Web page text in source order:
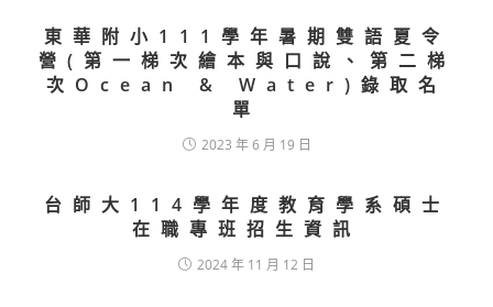
東華附小111學年暑期雙語夏令
營(第一梯次繪本與口說、第二梯
次Ocean & Water)錄取名
單
2023 年 6 月 19 日
台師大114學年度教育學系碩士
在職專班招生資訊
2024 年 11 月 12 日